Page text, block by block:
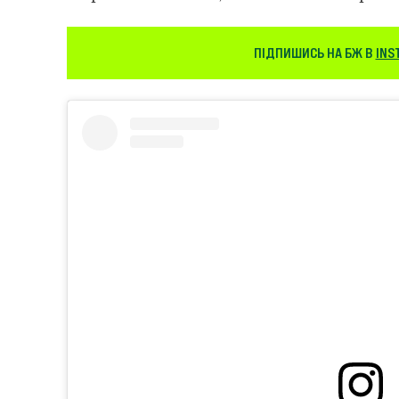
ПІДПИШИСЬ НА БЖ В